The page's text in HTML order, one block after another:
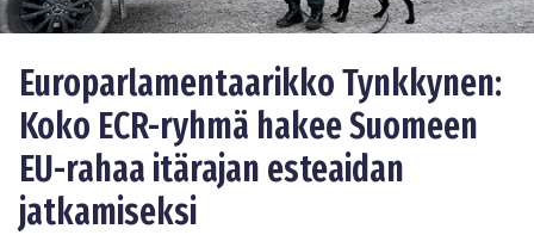
Europarlamentaarikko Tynkkynen:
Koko ECR-ryhmä hakee Suomeen
EU-rahaa itärajan esteaidan
jatkamiseksi